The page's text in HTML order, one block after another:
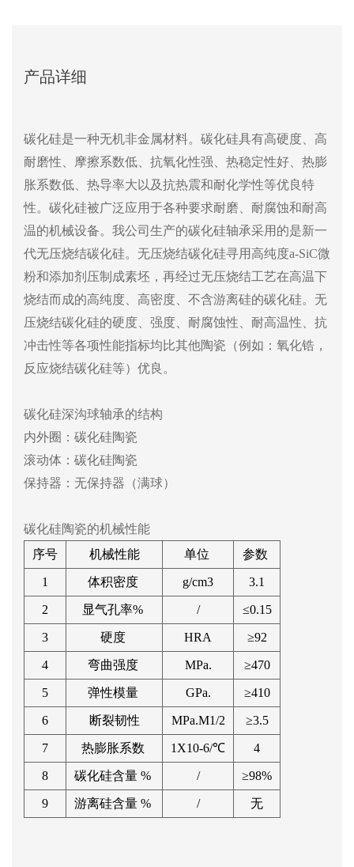
产品详细
碳化硅是一种无机非金属材料。碳化硅具有高硬度、高
耐磨性、摩擦系数低、抗氧化性强、热稳定性好、热膨
胀系数低、热导率大以及抗热震和耐化学性等优良特
性。碳化硅被广泛应用于各种要求耐磨、耐腐蚀和耐高
温的机械设备。我公司生产的碳化硅轴承采用的是新一
代无压烧结碳化硅。无压烧结碳化硅寻用高纯度a-SiC微
粉和添加剂压制成素坯，再经过无压烧结工艺在高温下
烧结而成的高纯度、高密度、不含游离硅的碳化硅。无
压烧结碳化硅的硬度、强度、耐腐蚀性、耐高温性、抗
冲击性等各项性能指标均比其他陶瓷（例如：氧化锆，
反应烧结碳化硅等）优良。
碳化硅深沟球轴承的结构
内外圈：碳化硅陶瓷
滚动体：碳化硅陶瓷
保持器：无保持器（满球）
碳化硅陶瓷的机械性能
序号
机械性能 单位 参数
1 体积密度 g/cm3 3.1
2 显气孔率% / ≤0.15
3 硬度 HRA ≥92
4 弯曲强度 MPa. ≥470
5 弹性模量 GPa. ≥410
6 断裂韧性 MPa.M1/2 ≥3.5
7 热膨胀系数 1X10-6/℃ 4
8 碳化硅含量 % / ≥98%
9 游离硅含量 % / 无